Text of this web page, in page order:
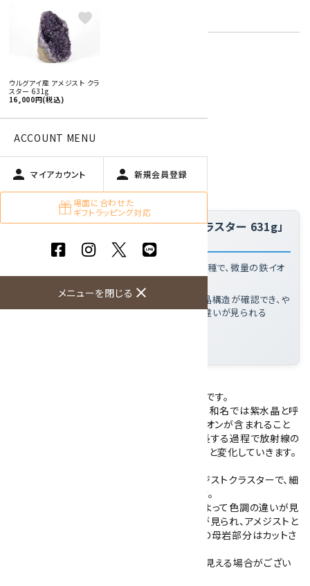
ウルグアイ産 アメジスト クラ
スター 631g
16,000円(税込)
favorite
ACCOUNT MENU
person マイアカウント person 新規会員登録
場面に合わせた
ギフトラッピング対応
メニューを閉じる close
在庫状況: 残り1です
この商品を友達に教える
買い物を続ける
商品説明
「ウルグアイ産アメジスト (紫水晶) クラスター 631g」
の特徴
: 三方晶系に属する石英の一種で、微量の鉄イオ
ンと放射線の影響により紫色を帯びた鉱物
この標本の特徴
: 細かな結晶面が連なる群晶構造が確認でき、や
や赤みを帯びた紫色は部分によって濃淡の違いが見られる
ウルグアイ産のアメジストのクラスター(群晶)です。
アメジストは三方晶系に属する石英の一種で、和名では紫水晶と呼
ばれています。この紫色は、石英に微量の鉄イオンが含まれること
で生じ、さらに地殻内で長い時間をかけて成長する過程で放射線の
影響を受けることで、より深みのある色合いへと変化していきます。
こちらは小さな結晶が密集して成長したアメジストクラスターで、細
かな結晶面が連なる群晶構造が確認できます。
紫色はやや赤みを帯びた濃淡があり、部分によって色調の違いが見
られます。根元付近には石英やアゲートの層が見られ、アメジストと
の境界部分は研磨されています。外側の灰色の母岩部分はカットさ
※ご使用のモニターにより、実際より色が濃く見える場合がござい